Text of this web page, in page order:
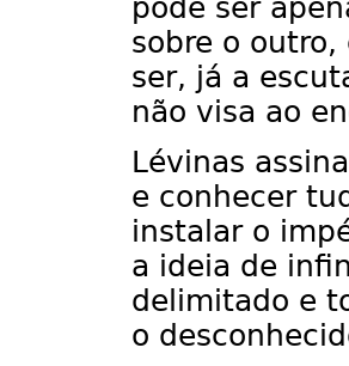
pode ser
sobre o
ser, já a
não visa ao
Lévinas
e conhecer
instalar o
a ideia de
delimitado e
o